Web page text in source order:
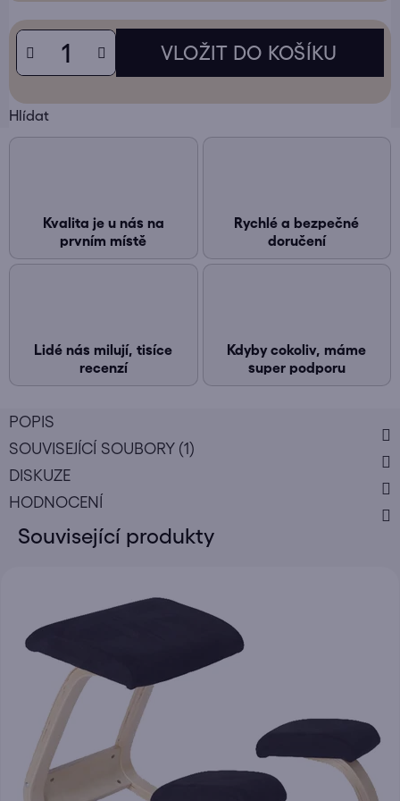
Hlídat
Kvalita je u nás na
prvním místě
Rychlé a bezpečné
doručení
Lidé nás milují, tisíce
recenzí
Kdyby cokoliv, máme
super podporu
POPIS
SOUVISEJÍCÍ SOUBORY (1)
DISKUZE
HODNOCENÍ
Související produkty